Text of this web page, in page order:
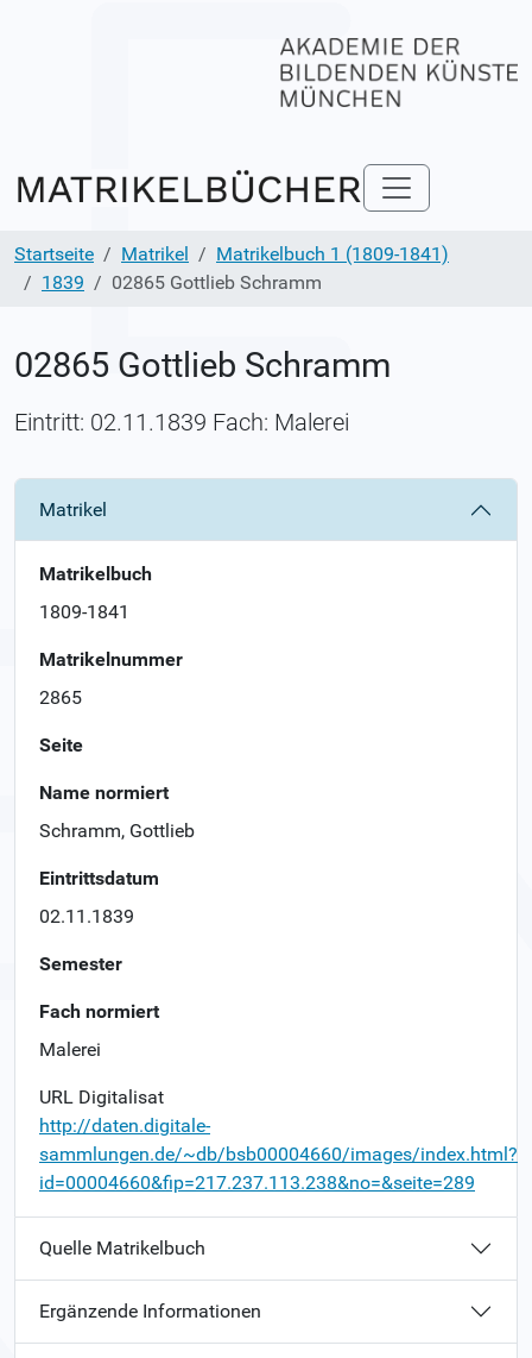
Startseite Matrikel
Matrikelbuch 1 (1809-1841)
1839
02865 Gottlieb Schramm
02865 Gottlieb Schramm
Eintritt: 02.11.1839 Fach: Malerei
Matrikel
Matrikelbuch
1809-1841
Matrikelnummer
2865
Seite
Name normiert
Schramm, Gottlieb
Eintrittsdatum
02.11.1839
Semester
Fach normiert
Malerei
URL Digitalisat
http://daten.digitale-
sammlungen.de/~db/bsb00004660/images/index.html?
id=00004660&fip=217.237.113.238&no=&seite=289
Quelle Matrikelbuch
Ergänzende Informationen